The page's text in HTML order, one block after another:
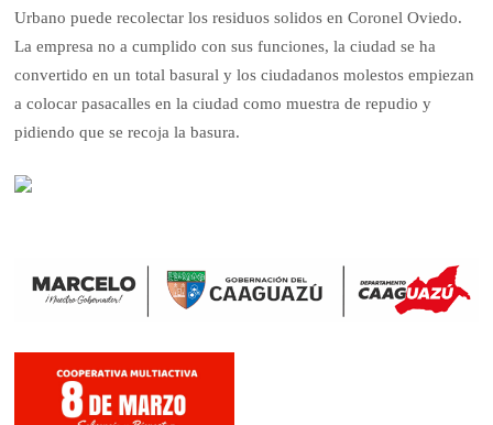
Urbano puede recolectar los residuos solidos en Coronel Oviedo.
La empresa no a cumplido con sus funciones, la ciudad se ha
convertido en un total basural y los ciudadanos molestos empiezan
a colocar pasacalles en la ciudad como muestra de repudio y
pidiendo que se recoja la basura.